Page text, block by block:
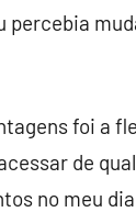
percebia
foi a
de
no meu